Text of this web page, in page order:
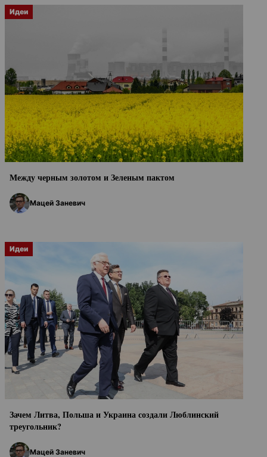
Идеи
Между черным золотом и Зеленым пактом
Мацей Заневич
Идеи
Зачем Литва, Польша и Украина создали Люблинский
треугольник?
Мацей Заневич